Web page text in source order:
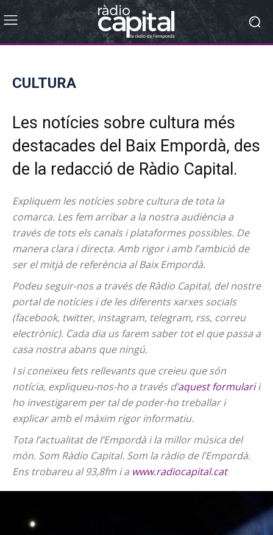
CULTURA
Les notícies sobre cultura més
destacades del Baix Empordà, des
de la redacció de Ràdio Capital.
Expliquem les notícies sobre cultura de tota la
comarca. Les fem arribar a la nostra audiència a
través de tots els canals i plataformes possibles. De
manera clara i directa. Amb rigor i amb l’ambició de
ser el mitjà de referència al Baix Empordà.
Podeu seguir-nos a través de Ràdio Capital, del nostre
portal de notícies i de les diferents xarxes socials
(facebook, twitter, instagram, telegram, rss, correu
electrònic). Cada dia us farem saber tot el que passa a
casa nostra abans que ningú.
I si coneixeu fets rellevants que creieu que són
notícia, expliqueu-nos-ho a través d’aquest formularii
ho investigarem per tal de poder-ho treballar i
explicar amb el màxim rigor informatiu.
Tota l’actualitat de l’Empordà i la millor música del
món. Som Ràdio Capital. Som la ràdio de l’Empordà.
Ens trobareu al 93,8fm i a www.radiocapital.cat